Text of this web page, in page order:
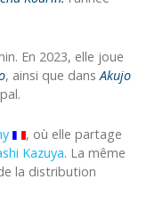
En 2023, elle joue
, ainsi que dansAkujo
, où elle partage
Kazuya. La même
la distribution